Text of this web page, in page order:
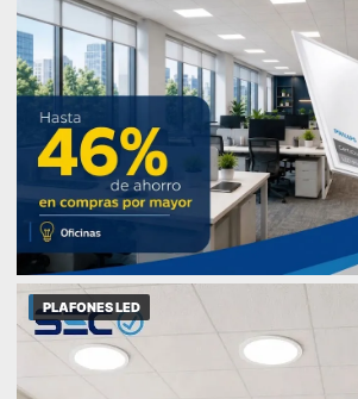
PLAFONES LED